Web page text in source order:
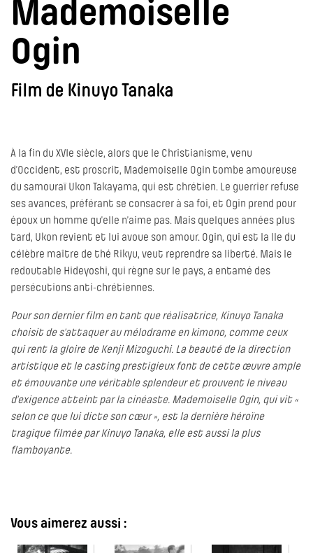
Mademoiselle
Ogin
Film de Kinuyo Tanaka
À la fin du XVIe siècle, alors que le Christianisme, venu
d’Occident, est proscrit, Mademoiselle Ogin tombe amoureuse
du samouraï Ukon Takayama, qui est chrétien. Le guerrier refuse
ses avances, préférant se consacrer à sa foi, et Ogin prend pour
époux un homme qu’elle n’aime pas. Mais quelques années plus
tard, Ukon revient et lui avoue son amour. Ogin, qui est la lle du
célèbre maître de thé Rikyu, veut reprendre sa liberté. Mais le
redoutable Hideyoshi, qui règne sur le pays, a entamé des
persécutions anti-chrétiennes.
Pour son dernier film en tant que réalisatrice, Kinuyo Tanaka
choisit de s’attaquer au mélodrame en kimono, comme ceux
qui rent la gloire de Kenji Mizoguchi. La beauté de la direction
artistique et le casting prestigieux font de cette œuvre ample
et émouvante une véritable splendeur et prouvent le niveau
d’exigence atteint par la cinéaste. Mademoiselle Ogin, qui vit «
selon ce que lui dicte son cœur », est la dernière héroïne
tragique filmée par Kinuyo Tanaka, elle est aussi la plus
flamboyante.
Vous aimerez aussi :